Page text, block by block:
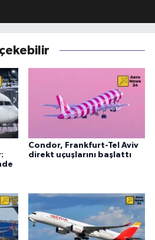
Condor, Frankfurt-Tel Aviv
direkt uçuşlarını başlattı